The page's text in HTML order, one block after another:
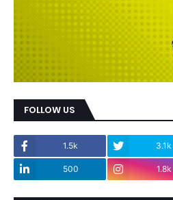
FOLLOW US
1.5k 3.1k
500 1.8k